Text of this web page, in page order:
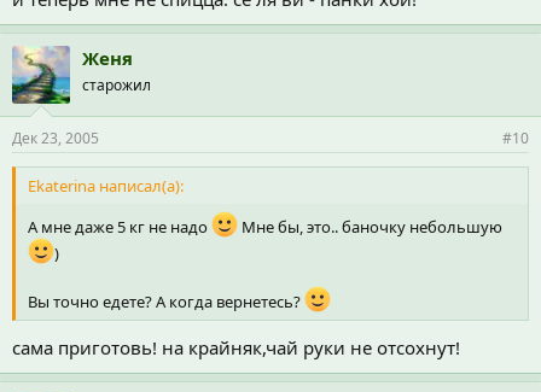
Женя
старожил
Дек 23, 2005 #10
Ekaterina написал(а):
А мне даже 5 кг не надо
Мне бы, это.. баночку небольшую
)
Вы точно едете? А когда вернетесь?
сама приготовь! на крайняк,чай руки не отсохнут!